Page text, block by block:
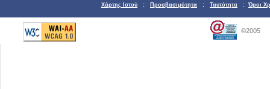
Χάρτης Ιστού : Προσβασιμότητα : Ταυτότητα : Όροι
©2005